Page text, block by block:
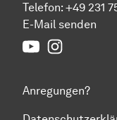
Telefon: +49 231
E-Mail senden
Youtube
Anregungen?